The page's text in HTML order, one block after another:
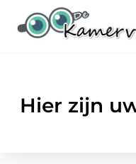
Hier zijn